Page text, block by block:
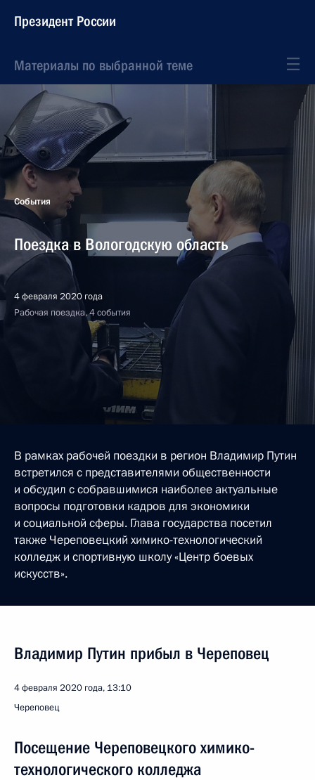
Президент России
Материалы по выбранной теме
События
Поездка в Вологодскую область
4 февраля 2020 года
Рабочая поездка, 4 события
В рамках рабочей поездки в регион Владимир Путин
встретился с представителями общественности
и обсудил с собравшимися наиболее актуальные
вопросы подготовки кадров для экономики
и социальной сферы. Глава государства посетил
также Череповецкий химико-технологический
колледж и спортивную школу «Центр боевых
искусств».
Владимир Путин прибыл в Череповец
4 февраля 2020 года, 13:10
Череповец
Посещение Череповецкого химико-
технологического колледжа